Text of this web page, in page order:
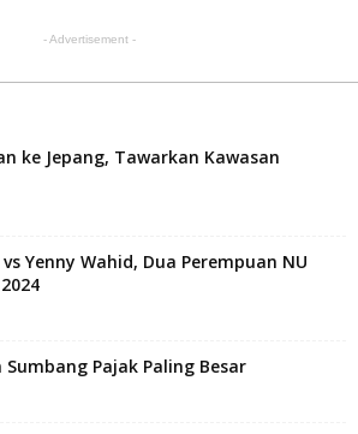
- Advertisement -
ke Jepang, Tawarkan Kawasan
Yenny Wahid, Dua Perempuan NU
Pajak Paling Besar